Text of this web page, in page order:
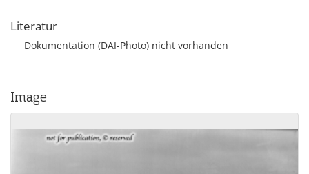
Literatur
Dokumentation (DAI-Photo) nicht vorhanden
Image